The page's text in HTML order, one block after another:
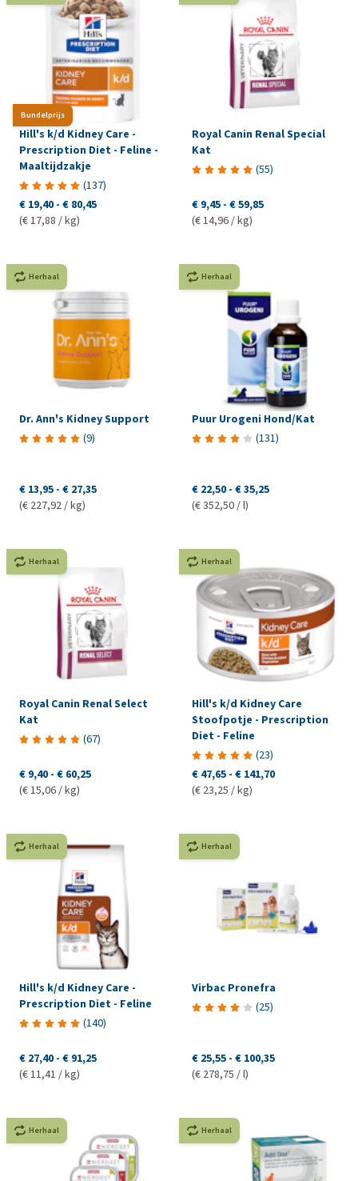
Bundelprijs
Hill's k/d Kidney Care -
Prescription Diet - Feline -
Maaltijdzakje
(137)
€ 19,40 - € 80,45
(€ 17,88 / kg)
Royal Canin Renal Special
Kat
(55)
€ 9,45 - € 59,85
(€ 14,96 / kg)
Herhaal
Dr. Ann's Kidney Support
(9)
€ 13,95 - € 27,35
(€ 227,92 / kg)
Herhaal
Puur Urogeni Hond/Kat
(131)
€ 22,50 - € 35,25
(€ 352,50 / l)
Herhaal
Royal Canin Renal Select
Kat
(67)
€ 9,40 - € 60,25
(€ 15,06 / kg)
Herhaal
Hill's k/d Kidney Care
Stoofpotje - Prescription
Diet - Feline
(23)
€ 47,65 - € 141,70
(€ 23,25 / kg)
Herhaal
Hill's k/d Kidney Care -
Prescription Diet - Feline
(140)
€ 27,40 - € 91,25
(€ 11,41 / kg)
Herhaal
Virbac Pronefra
(25)
€ 25,55 - € 100,35
(€ 278,75 / l)
Herhaal Herhaal